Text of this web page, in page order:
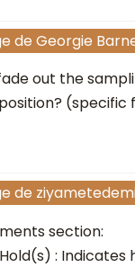
de Georgie
out the
(specific
de
section:
: